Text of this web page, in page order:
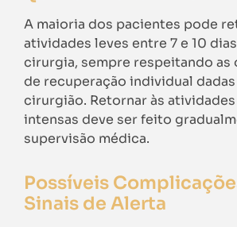
A maioria dos pacientes pode
atividades leves entre 7 e 10
cirurgia, sempre respeitando as
de recuperação individual
cirurgião. Retornar às
intensas deve ser feito
supervisão médica.
Possíveis
Sinais de Alerta